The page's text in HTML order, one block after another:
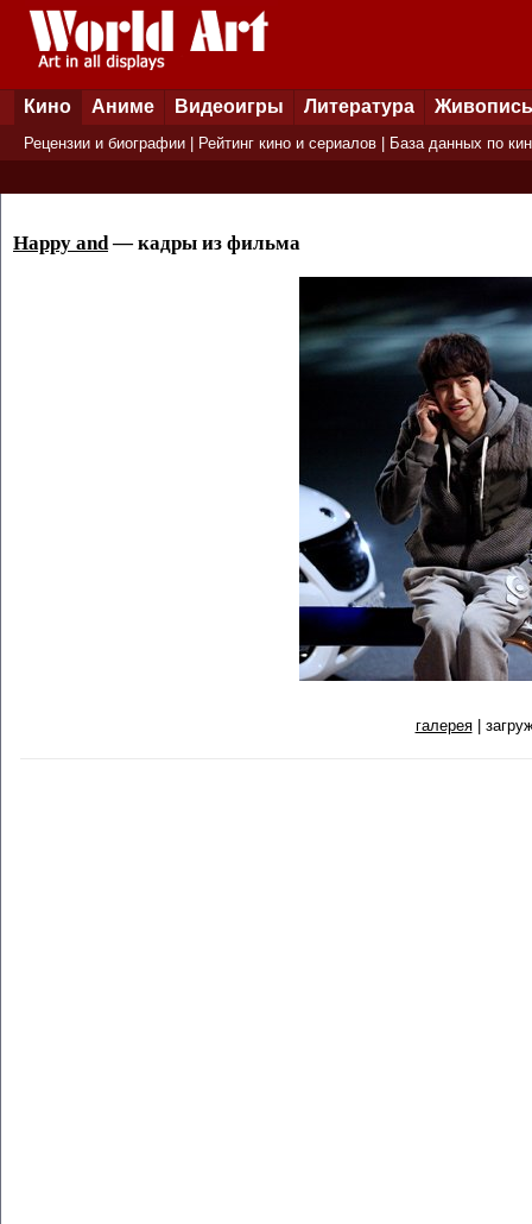
Кино Аниме Видеоигры Литература Живопись
Рецензии и биографии Рейтинг кино и сериалов База данных по
Happy and— кадры из фильма
галерея|